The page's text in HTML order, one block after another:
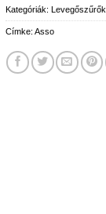
Kategóriák: Levegőszűrők
Címke: Asso